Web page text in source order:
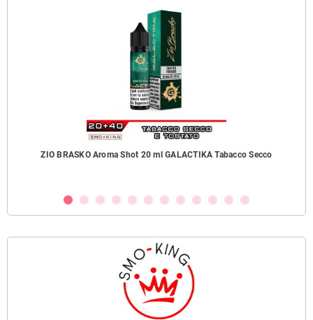
ZIO BRASKO Aroma Shot 20 ml GALACTIKA Tabacco Secco